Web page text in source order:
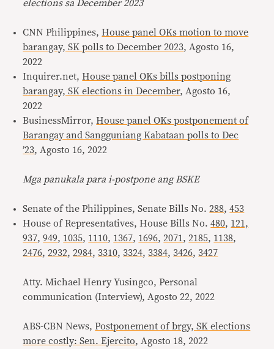
elections sa December 2023
CNN Philippines,House panel OKs motion to move
barangay, SK polls to December 2023, Agosto 16,
2022
Inquirer.net,House panel OKs bills postponing
barangay, SK elections in December, Agosto 16,
2022
BusinessMirror,House panel OKs postponement of
Barangay and Sangguniang Kabataan polls to Dec
’23, Agosto 16, 2022
Mga panukala para i-postpone ang BSKE
Senate of the Philippines, Senate Bills No.288,453
House of Representatives, House Bills No.480, 121,
937,949, 1035, 1110, 1367, 1696,2071 ,2185, 1138,
2476,2932,2984, 3310, 3324, 3384, 3426, 3427
Atty. Michael Henry Yusingco, Personal
communication (Interview), Agosto 22, 2022
ABS-CBN News,Postponement of brgy, SK elections
more costly: Sen. Ejercito, Agosto 18, 2022